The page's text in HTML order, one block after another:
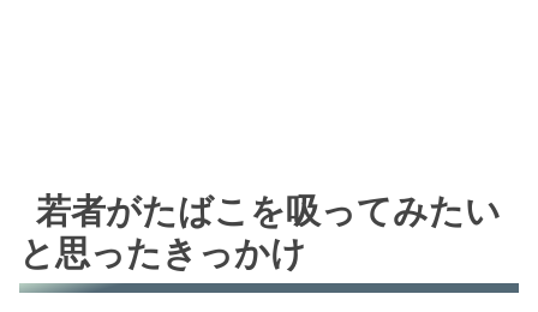
若者がたばこを吸ってみたい
と思ったきっかけ